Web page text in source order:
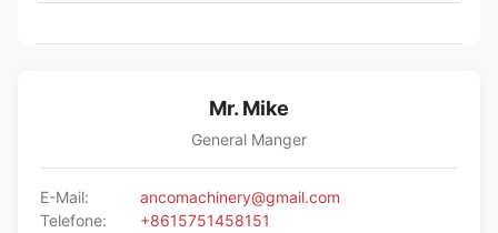
Mr. Mike
General Manger
E-Mail:
ancomachinery@gmail.com
Telefone:
+8615751458151